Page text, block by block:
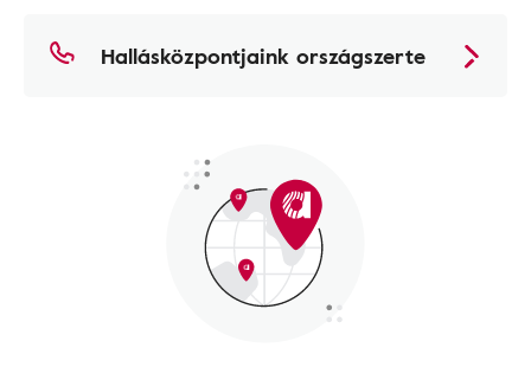
Hallásközpontjaink országszerte